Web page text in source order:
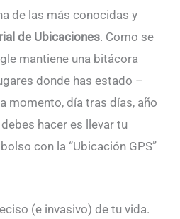
de las más conocidas y
de Ubicaciones. Como se
mantiene una bitácora
donde has estado –
momento, día tras días, año
hacer es llevar tu
con la “Ubicación GPS”
(e invasivo) de tu vida.